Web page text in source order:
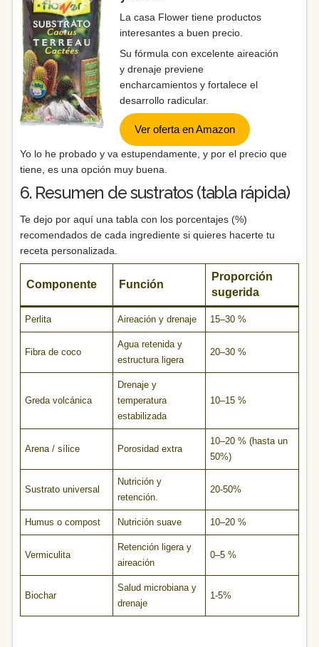
La casa Flower tiene productos
interesantes a buen precio.
Su fórmula con excelente aireación
y drenaje previene
encharcamientos y fortalece el
desarrollo radicular.
Ver oferta en Amazon
Yo lo he probado y va estupendamente, y por el precio que
tiene, es una opción muy buena.
6. Resumen de sustratos (tabla rápida)
Te dejo por aquí una tabla con los porcentajes (%)
recomendados de cada ingrediente si quieres hacerte tu
receta personalizada.
Componente Función
Proporción
sugerida
Perlita Aireación y drenaje 15–30 %
Fibra de coco
Agua retenida y
estructura ligera
20–30 %
Greda volcánica
Drenaje y
temperatura
estabilizada
10–15 %
Arena / sílice Porosidad extra
10–20 % (hasta un
50%)
Sustrato universal
Nutrición y
retención.
20-50%
Humus o compost Nutrición suave 10–20 %
Vermiculita
Retención ligera y
aireación
0–5 %
Biochar
Salud microbiana y
drenaje
1-5%